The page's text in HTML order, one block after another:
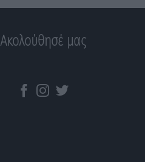
Ακολούθησέ μας